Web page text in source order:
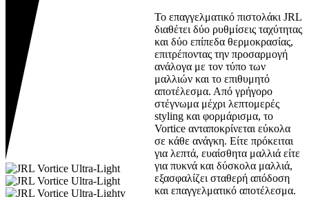
Το επαγγελματικό πιστολάκι JRL
διαθέτει δύο ρυθμίσεις ταχύτητας
και δύο επίπεδα θερμοκρασίας,
επιτρέποντας την προσαρμογή
ανάλογα με τον τύπο των
μαλλιών και το επιθυμητό
αποτέλεσμα. Από γρήγορο
στέγνωμα μέχρι λεπτομερές
styling και φορμάρισμα, το
Vortice ανταποκρίνεται εύκολα
σε κάθε ανάγκη. Είτε πρόκειται
για λεπτά, ευαίσθητα μαλλιά είτε
για πυκνά και δύσκολα μαλλιά,
εξασφαλίζει σταθερή απόδοση
και επαγγελματικό αποτέλεσμα.